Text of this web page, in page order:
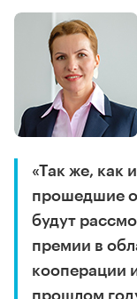
«Так же, как
прошедшие
будут
премии в
кооперации
прошлом